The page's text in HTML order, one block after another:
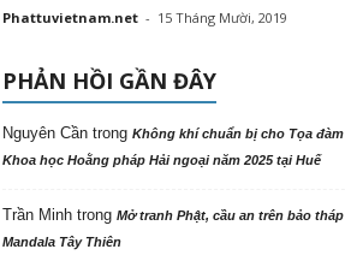
Phattuvietnam.net - 15 Tháng Mười, 2019
PHẢN HỒI GẦN ĐÂY
Nguyên Cầntrong Không khí chuẩn bị cho Tọa đàm
Khoa học Hoằng pháp Hải ngoại năm 2025 tại Huế
Trần Minhtrong Mở tranh Phật, cầu an trên bảo tháp
Mandala Tây Thiên